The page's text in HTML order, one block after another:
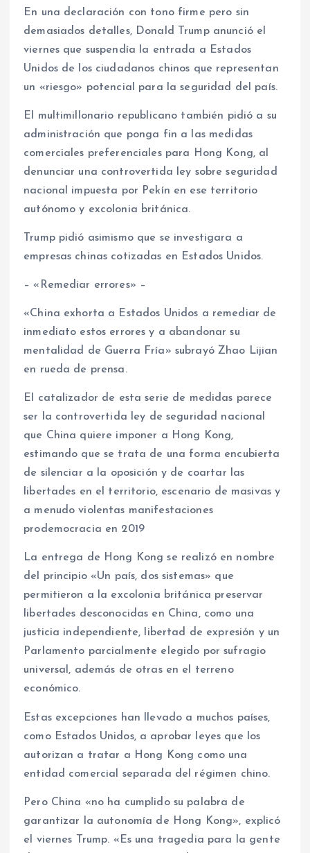
En una declaración con tono firme pero sin
demasiados detalles, Donald Trump anunció el
viernes que suspendía la entrada a Estados
Unidos de los ciudadanos chinos que representan
un «riesgo» potencial para la seguridad del país.
El multimillonario republicano también pidió a su
administración que ponga fin a las medidas
comerciales preferenciales para Hong Kong, al
denunciar una controvertida ley sobre seguridad
nacional impuesta por Pekín en ese territorio
autónomo y excolonia británica.
Trump pidió asimismo que se investigara a
empresas chinas cotizadas en Estados Unidos.
– «Remediar errores» –
«China exhorta a Estados Unidos a remediar de
inmediato estos errores y a abandonar su
mentalidad de Guerra Fría» subrayó Zhao Lijian
en rueda de prensa.
El catalizador de esta serie de medidas parece
ser la controvertida ley de seguridad nacional
que China quiere imponer a Hong Kong,
estimando que se trata de una forma encubierta
de silenciar a la oposición y de coartar las
libertades en el territorio, escenario de masivas y
a menudo violentas manifestaciones
prodemocracia en 2019
La entrega de Hong Kong se realizó en nombre
del principio «Un país, dos sistemas» que
permitieron a la excolonia británica preservar
libertades desconocidas en China, como una
justicia independiente, libertad de expresión y un
Parlamento parcialmente elegido por sufragio
universal, además de otras en el terreno
económico.
Estas excepciones han llevado a muchos países,
como Estados Unidos, a aprobar leyes que los
autorizan a tratar a Hong Kong como una
entidad comercial separada del régimen chino.
Pero China «no ha cumplido su palabra de
garantizar la autonomía de Hong Kong», explicó
el viernes Trump. «Es una tragedia para la gente